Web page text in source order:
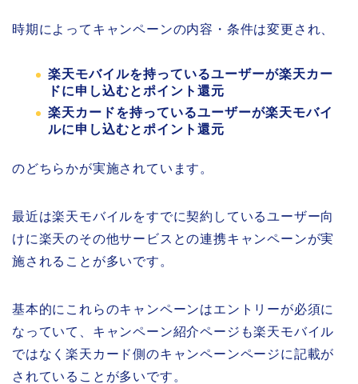
時期によってキャンペーンの内容・条件は変更され、
楽天モバイルを持っているユーザーが楽天カー
ドに申し込むとポイント還元
楽天カードを持っているユーザーが楽天モバイ
ルに申し込むとポイント還元
のどちらかが実施されています。
最近は楽天モバイルをすでに契約しているユーザー向
けに楽天のその他サービスとの連携キャンペーンが実
施されることが多いです。
基本的にこれらのキャンペーンはエントリーが必須に
なっていて、キャンペーン紹介ページも楽天モバイル
ではなく楽天カード側のキャンペーンページに記載が
されていることが多いです。